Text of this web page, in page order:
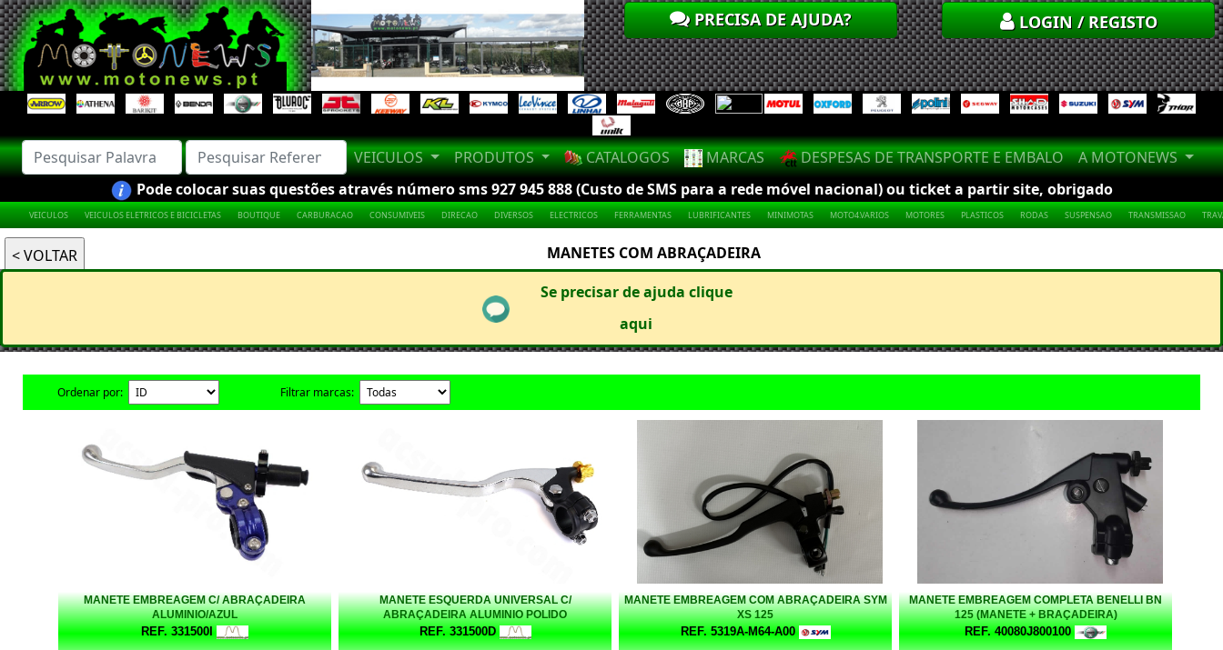
PRECISA DE AJUDA? LOGIN / REGISTO
VEICULOS PRODUTOS CATALOGOS MARCAS DESPESAS DE TRANSPORTE E EMBALO
A MOTONEWS
Pode colocar suas questões através número sms 927 945 888 (Custo de SMS para a rede móvel nacional) ou ticket a partir site, obrigado
VEICULOS VEICULOS ELETRICOS E BICICLETAS BOUTIQUE CARBURACAO CONSUMIVEIS DIRECAO DIVERSOS ELECTRICOS FERRAMENTAS LUBRIFICANTES MINIMOTAS MOTO4.VARIOS MOTORES PLASTICOS RODAS SUSPENSAO TRANSMISSAO
MANETES COM ABRAÇADEIRA
Se precisar de ajuda clique
aqui
Ordenar por: Filtrar marcas:
MANETE EMBREAGEM C/ ABRAÇADEIRA
ALUMINIO/AZUL
REF. 331500I
MANETE ESQUERDA UNIVERSAL C/
ABRAÇADEIRA ALUMINIO POLIDO
REF. 331500D
MANETE EMBREAGEM COM ABRAÇADEIRA SYM
XS 125
REF. 5319A-M64-A00
MANETE EMBREAGEM COMPLETA BENELLI BN
125 (MANETE + BRAÇADEIRA)
REF. 40080J800100